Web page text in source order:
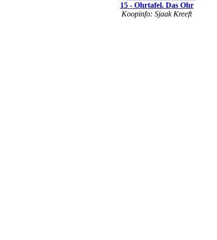
15 - Ohrtafel. Das Ohr
Koopinfo: Sjaak Kreeft